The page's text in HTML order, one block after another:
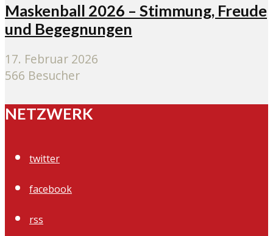
Maskenball 2026 – Stimmung, Freude
und Begegnungen
17. Februar 2026
566 Besucher
NETZWERK
twitter
facebook
rss